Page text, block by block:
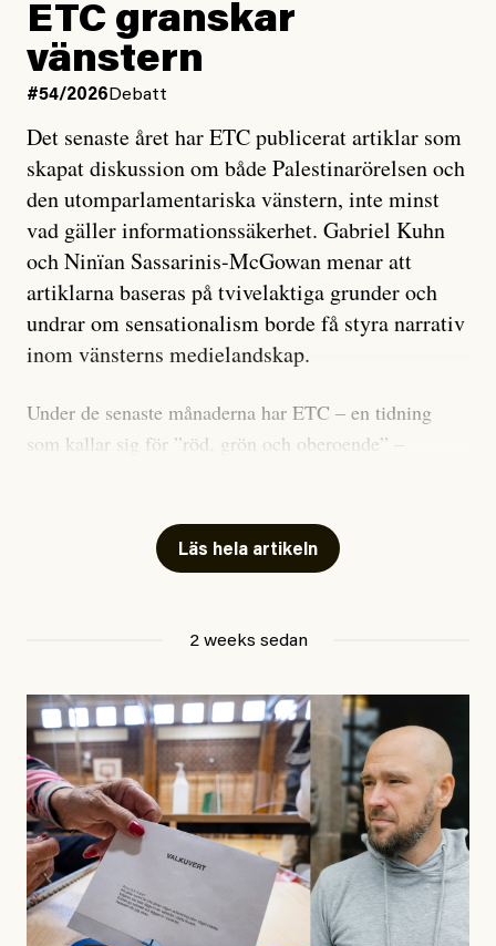
ETC granskar
vänstern
#54/2026 Debatt
Det senaste året har ETC publicerat artiklar som
skapat diskussion om både Palestinarörelsen och
den utomparlamentariska vänstern, inte minst
vad gäller informationssäkerhet. Gabriel Kuhn
och Ninïan Sassarinis-McGowan menar att
artiklarna baseras på tvivelaktiga grunder och
undrar om sensationalism borde få styra narrativ
inom vänsterns medielandskap.
Under de senaste månaderna har ETC – en tidning
som kallar sig för ”röd, grön och oberoende” –
skriver för? Vad betyder det att vara en ”röd, grön och
oberoende” tidning? Och vad är egentligen bra
utpekas som israelisk infiltratör”. Enligt ingressen
handlar artikeln om en person vars ”bakgrund skapar
splittring och oro i rörelsen”. Problemet är att artikeln
skapar betydligt mer oro i palestinarörelsen – och den
oberoende vänstern – än den porträtterade personen
eller dess bakgrund.
Det finns en väldigt enkel regel inom alla politiska
Läs hela artikeln
2 weeks sedan